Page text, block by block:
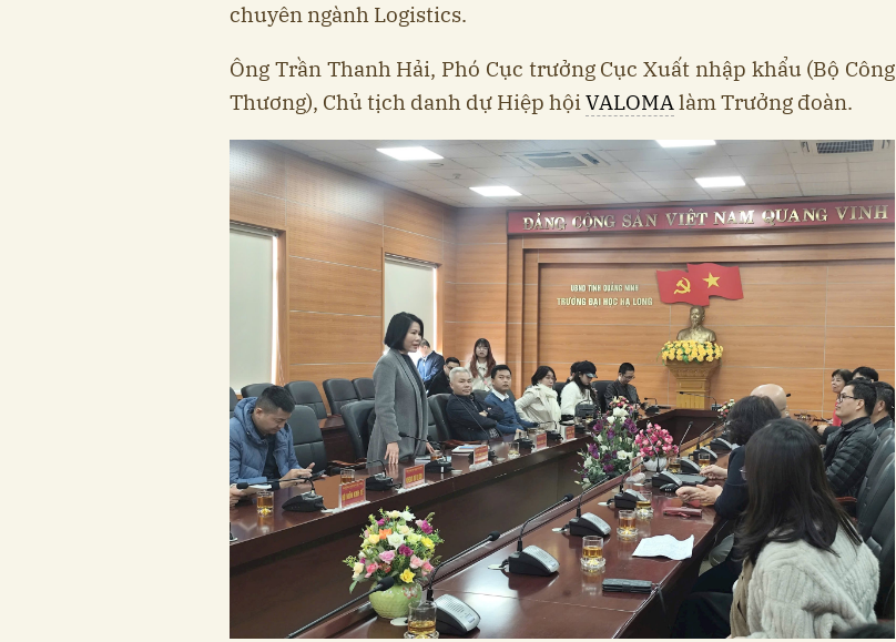
chuyên ngành Logistics.
Ông Trần Thanh Hải, Phó Cục trưởng Cục Xuất nhập khẩu (Bộ Công
Thương), Chủ tịch danh dự Hiệp hộiVALOMAlàm Trưởng đoàn.